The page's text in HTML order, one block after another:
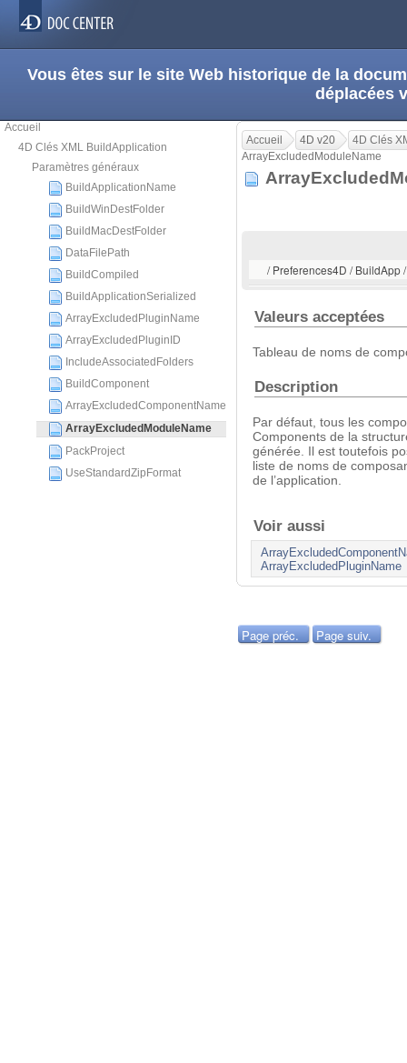
Vous êtes sur le site Web historique de la
déplacées
Accueil
4D Clés XML BuildApplication
Paramètres généraux
BuildApplicationName
BuildWinDestFolder
BuildMacDestFolder
DataFilePath
BuildCompiled
BuildApplicationSerialized
ArrayExcludedPluginName
ArrayExcludedPluginID
IncludeAssociatedFolders
BuildComponent
ArrayExcludedComponentName
ArrayExcludedModuleName
PackProject
UseStandardZipFormat
Accueil 4D v20
4D Clés
ArrayExcludedModuleName
/ Preferences4D / BuildApp
Valeurs acceptées
Tableau de noms de
Description
Par défaut, tous les
Components de la
générée. Il est toutefois
liste de noms de
de l’application.
Voir aussi
ArrayExcludedPluginName
Page préc. Page suiv.